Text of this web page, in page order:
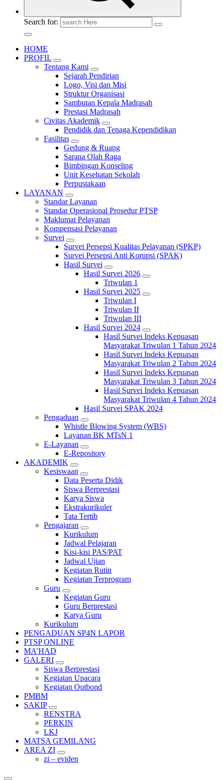
Search for:
HOME
PROFIL
Tentang Kami
Sejarah Pendirian
Logo, Visi dan Misi
Struktur Organisasi
Sambutan Kepala Madrasah
Prestasi Madrasah
Civitas Akademik
Pendidik dan Tenaga Kependidikan
Fasilitas
Gedung & Ruang
Sarana Olah Raga
Bimbingan Konseling
Unit Kesehatan Sekolah
Perpustakaan
LAYANAN
Standar Layanan
Standar Operasional Prosedur PTSP
Maklumat Pelayanan
Kompensasi Pelayanan
Survei
Survei Persepsi Kualitas Pelayanan (SPKP)
Survei Persepsi Anti Korupsi (SPAK)
Hasil Survei
Hasil Survei 2026
Triwulan 1
Hasil Survei 2025
Triwulan I
Triwulan II
Triwulan III
Hasil Survei 2024
Hasil Survei Indeks Kepuasan
Masyarakat Triwulan 1 Tahun 2024
Hasil Survei Indeks Kepuasan
Masyarakat Triwulan 2 Tahun 2024
Hasil Survei Indeks Kepuasan
Masyarakat Triwulan 3 Tahun 2024
Hasil Survei Indeks Kepuasan
Masyarakat Triwulan 4 Tahun 2024
Hasil Survei SPAK 2024
Pengaduan
Whistle Blowing System (WBS)
Layanan BK MTsN 1
E-Layanan
E-Repository
AKADEMIK
Kesiswaan
Data Peserta Didik
Siswa Berprestasi
Karya Siswa
Ekstrakurikuler
Tata Tertib
Pengajaran
Kurikulum
Jadwal Pelajaran
Kisi-kisi PAS/PAT
Jadwal Ujian
Kegiatan Rutin
Kegiatan Terprogram
Guru
Kegiatan Guru
Guru Berprestasi
Karya Guru
Kurikulum
PENGADUAN SP4N LAPOR
PTSP ONLINE
MA’HAD
GALERI
Siswa Berprestasi
Kegiatan Upacara
Kegiatan Outbond
PMBM
SAKIP
RENSTRA
PERKIN
LKJ
MATSA GEMILANG
AREA ZI
zi – eviden